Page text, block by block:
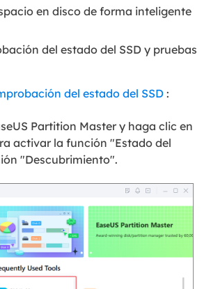
en disco de forma inteligente
del estado del SSD y pruebas
del estado del SSD:
Partition Master y haga clic en
activar la función "Estado del
"Descubrimiento".